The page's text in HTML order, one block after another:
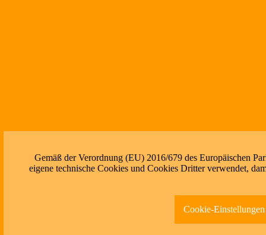
Gemäß der Verordnung (EU) 2016/679 des Europäischen
eigene technische Cookies und Cookies Dritter verwendet,
Cookie-Einstellungen